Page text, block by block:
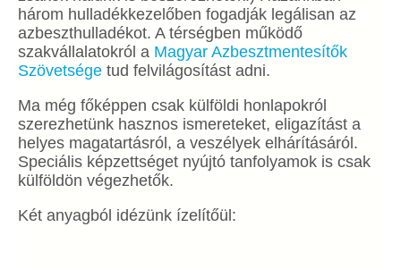
három hulladékkezelőben fogadják legálisan az
azbeszthulladékot. A térségben működő
szakvállalatokról a Magyar Azbesztmentesítők
Szövetsége tud felvilágosítást adni.
Ma még főképpen csak külföldi honlapokról
szerezhetünk hasznos ismereteket, eligazítást a
helyes magatartásról, a veszélyek elhárításáról.
Speciális képzettséget nyújtó tanfolyamok is csak
külföldön végezhetők.
Két anyagból idézünk ízelítőül: